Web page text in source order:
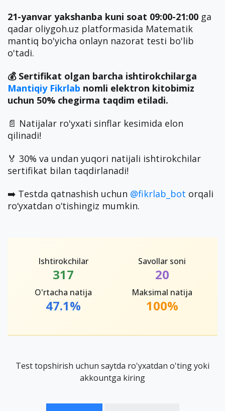
21-yanvar yakshanba kuni soat 09:00-21:00 ga
qadar oliygoh.uz platformasida Matematik
mantiq bo'yicha onlayn nazorat testi bo'lib
o'tadi.
💰 Sertifikat olgan barcha ishtirokchilarga
Mantiqiy Fikrlab nomli elektron kitobimiz
uchun 50% chegirma taqdim etiladi.
📄 Natijalar ro'yxati sinflar kesimida elon
qilinadi!
🏅 30% va undan yuqori natijali ishtirokchilar
sertifikat bilan taqdirlanadi!
➡️ Testda qatnashish uchun @fikrlab_bot orqali
ro‘yxatdan o‘tishingiz mumkin.
Ishtirokchilar
317
Savollar soni
20
O'rtacha natija
47.1%
Maksimal natija
100%
Test topshirish uchun saytda ro'yxatdan o'ting yoki
akkountga kiring